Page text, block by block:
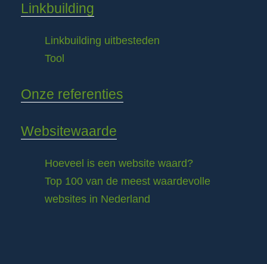
Linkbuilding
Linkbuilding uitbesteden
Tool
Onze referenties
Websitewaarde
Hoeveel is een website waard?
Top 100 van de meest waardevolle
websites in Nederland